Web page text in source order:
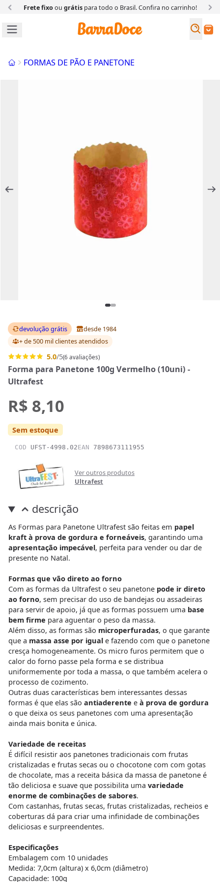
Frete fixoou grátispara todo o Brasil. Confira no carrinho!
Buscar
InícioFORMAS DE PÃO E PANETONE
devolução grátis
desde 1984
+ de 500 mil clientesatendidos
5.0/5(6 avaliações)
Forma para Panetone 100g Vermelho (10uni) -
Ultrafest
R$ 8,10
Sem estoque
COD UFST-4998.02EAN 7898673111955
Ver outros produtos
Ultrafest
descrição
As Formas para Panetone Ultrafest são feitas em papel
kraft à prova de gordura e forneáveis, garantindo uma
apresentação impecável, perfeita para vender ou dar de
presente no Natal.
Formas que vão direto ao forno
Com as formas da Ultrafest o seu panetone pode ir direto
ao forno, sem precisar do uso de bandejas ou assadeiras
para servir de apoio, já que as formas possuem uma base
bem firme para aguentar o peso da massa.
Além disso, as formas são microperfuradas, o que garante
que a massa asse por iguale fazendo com que o panetone
cresça homogeneamente. Os micro furos permitem que o
calor do forno passe pela forma e se distribua
uniformemente por toda a massa, o que também acelera o
processo de cozimento.
Outras duas características bem interessantes dessas
formas é que elas são antiaderente e à prova de gordura
o que deixa os seus panetones com uma apresentação
ainda mais bonita e única.
Variedade de receitas
É difícil resistir aos panetones tradicionais com frutas
cristalizadas e frutas secas ou o chocotone com com gotas
de chocolate, mas a receita básica da massa de panetone é
tão deliciosa e suave que possibilita uma variedade
enorme de combinações de sabores.
Com castanhas, frutas secas, frutas cristalizadas, recheios e
coberturas dá para criar uma infinidade de combinações
deliciosas e surpreendentes.
Especificações
Embalagem com 10 unidades
Medida: 7,0cm (altura) x 6,0cm (diâmetro)
Capacidade: 100g